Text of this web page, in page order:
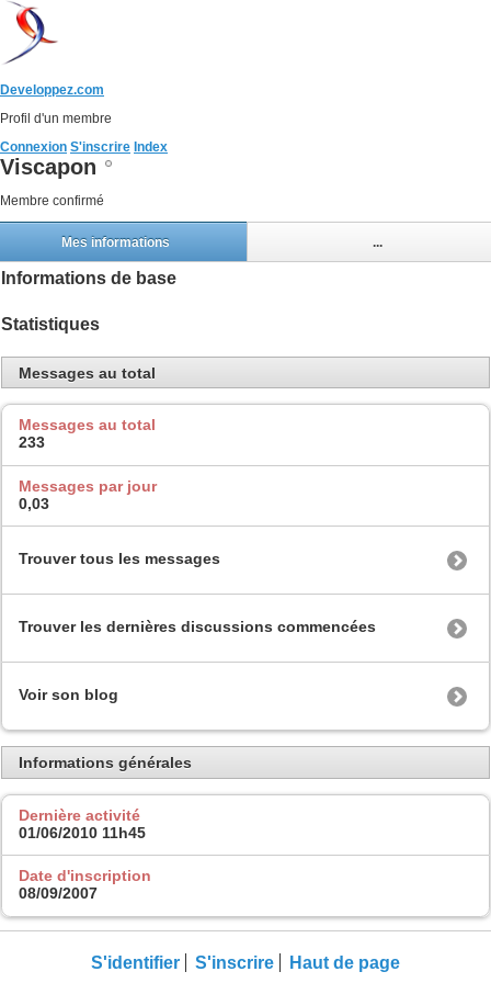
Developpez.com
Profil d'un membre
Connexion S'inscrire Index
Viscapon
Membre confirmé
Mes informations ...
Informations de base
Statistiques
Messages au total
Messages au total
233
Messages par jour
0,03
Trouver tous les messages
Trouver les dernières discussions commencées
Voir son blog
Informations générales
Dernière activité
01/06/2010 11h45
Date d'inscription
08/09/2007
S'identifier S'inscrire Haut de page